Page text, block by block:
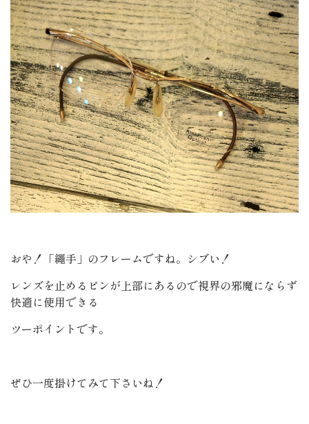
おや！「繩手」のフレームですね。シブい！
レンズを止めるピンが上部にあるので視界の邪魔にならず
快適に使用できる
ツーポイントです。
ぜひ一度掛けてみて下さいね！